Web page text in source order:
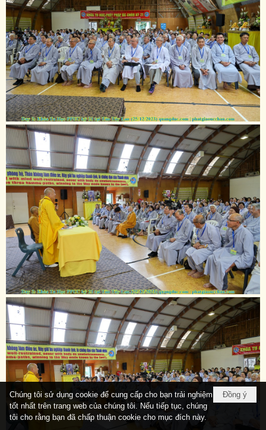
Đồng ý
Chúng tôi sử dụng cookie để cung cấp cho bạn trải nghiệm
tốt nhất trên trang web của chúng tôi. Nếu tiếp tục, chúng
tôi cho rằng bạn đã chấp thuận cookie cho mục đích này.